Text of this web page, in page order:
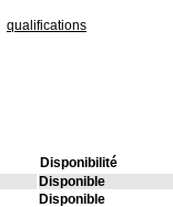
qualifications
Disponibilité
Disponible
Disponible